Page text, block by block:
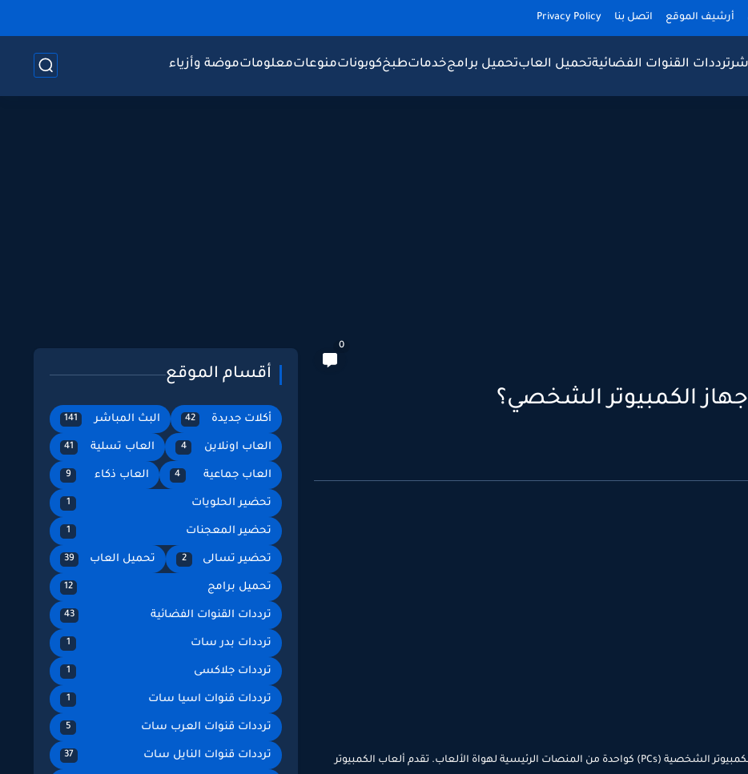
أرشيف الموقع اتصل بنا Privacy Policy
ترددات القنوات الفضائيةتحميل العابتحميل برامجخدماتطبخكوبوناتمنوعاتمعلوماتموضة وأزياء
0
الكمبيوتر الشخصي؟
أصبحت الألعاب شكلًا شائعًا من أشكال الترفيه، وظهرت أجهزة الكمبيوتر الشخصية (PCs) كواحدة من المنصات الرئيسية لهواة الألعاب. تقدم ألعاب الكمبيوتر
أقسام الموقع
أكلات جديدة 42 البث المباشر 141
العاب اونلاين 4 العاب تسلية 41
العاب جماعية 4 العاب ذكاء 9
تحضير الحلويات 1
تحضير المعجنات 1
تحضير تسالى 2 تحميل العاب 39
تحميل برامج 12
ترددات القنوات الفضائية 43
ترددات بدر سات 1
ترددات جلاكسى 1
ترددات قنوات اسيا سات 1
ترددات قنوات العرب سات 5
ترددات قنوات النايل سات 37